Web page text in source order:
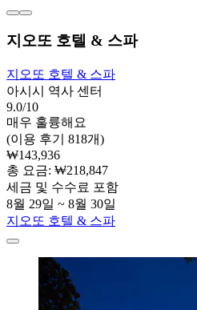
지오또 호텔 & 스파
지오또 호텔 & 스파
아시시 역사 센터
9.0/10
매우 훌륭해요
(이용 후기 818개)
₩143,936
총 요금: ₩218,847
세금 및 수수료 포함
8월 29일 ~ 8월 30일
지오또 호텔 & 스파